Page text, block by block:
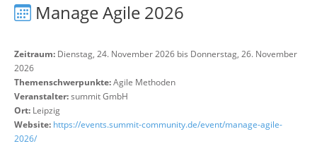
Manage Agile 2026
Zeitraum: Dienstag, 24. November 2026 bis Donnerstag, 26. November
2026
Themenschwerpunkte:Agile Methoden
Veranstalter:summit GmbH
Ort: Leipzig
Website: https://events.summit-community.de/event/manage-agile-
2026/